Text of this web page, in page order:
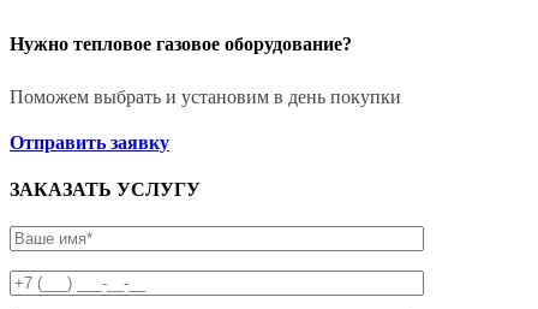
Нужно тепловое газовое оборудование?
Поможем выбрать и установим в день покупки
Отправить заявку
ЗАКАЗАТЬ УСЛУГУ